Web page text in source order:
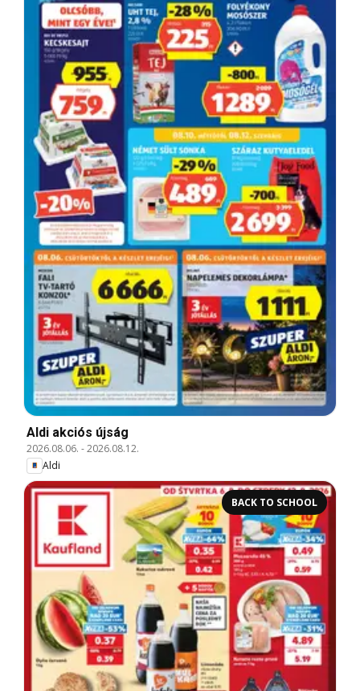
Aldi akciós újság
2026.08.06. -2026.08.12.
Aldi
BACK TO SCHOOL